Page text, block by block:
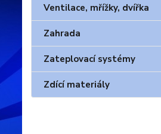
Ventilace, mřížky, dvířka
Zahrada
Zateplovací systémy
Zdící materiály